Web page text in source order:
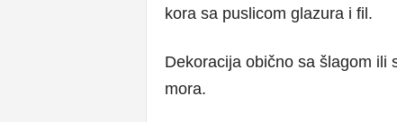
kora sa puslicom glazura i fil.
Dekoracija obično sa šlagom ili
mora.